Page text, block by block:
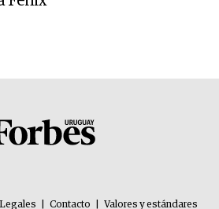
Legales Contacto Valores y estándares